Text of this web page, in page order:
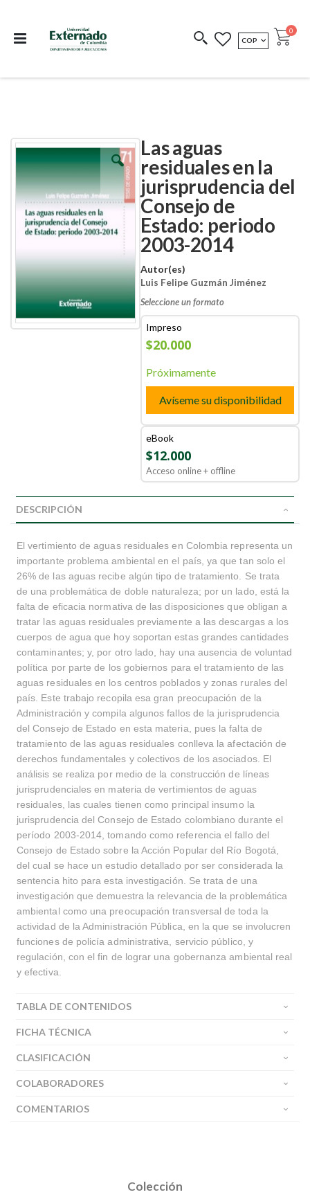
COEDICIONES REDIMIR CÓDIGO
MONEDA
COP Cart
0
Las aguas
residuales en la
jurisprudencia del
Consejo de
Estado: periodo
2003-2014
Autor(es)
Luis Felipe Guzmán Jiménez
Seleccione un formato
Impreso
$20.000
Próximamente
Avíseme su disponibilidad
eBook
$12.000
Acceso online + offline
Skip
the
end
of
images
gallery
Skip
the
beginning
of
images
gallery
DESCRIPCIÓN
El vertimiento de aguas residuales en Colombia representa un
importante problema ambiental en el país, ya que tan solo el
26% de las aguas recibe algún tipo de tratamiento. Se trata
de una problemática de doble naturaleza; por un lado, está la
falta de eficacia normativa de las disposiciones que obligan a
tratar las aguas residuales previamente a las descargas a los
cuerpos de agua que hoy soportan estas grandes cantidades
contaminantes; y, por otro lado, hay una ausencia de voluntad
política por parte de los gobiernos para el tratamiento de las
aguas residuales en los centros poblados y zonas rurales del
país. Este trabajo recopila esa gran preocupación de la
Administración y compila algunos fallos de la jurisprudencia
del Consejo de Estado en esta materia, pues la falta de
tratamiento de las aguas residuales conlleva la afectación de
derechos fundamentales y colectivos de los asociados. El
análisis se realiza por medio de la construcción de líneas
jurisprudenciales en materia de vertimientos de aguas
residuales, las cuales tienen como principal insumo la
jurisprudencia del Consejo de Estado colombiano durante el
período 2003-2014, tomando como referencia el fallo del
Consejo de Estado sobre la Acción Popular del Río Bogotá,
del cual se hace un estudio detallado por ser considerada la
sentencia hito para esta investigación. Se trata de una
investigación que demuestra la relevancia de la problemática
ambiental como una preocupación transversal de toda la
actividad de la Administración Pública, en la que se involucren
funciones de policía administrativa, servicio público, y
regulación, con el fin de lograr una gobernanza ambiental real
y efectiva.
TABLA DE CONTENIDOS
FICHA TÉCNICA
CLASIFICACIÓN
COLABORADORES
COMENTARIOS
Colección